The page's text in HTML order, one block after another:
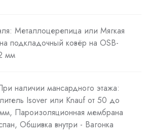
Металлоцерепица или Мягкая
подкладочный ковёр на OSB-
мм
наличии мансардного этажа:
Isover или Knauf от 50 до
Пароизоляционная мембрана
Обшивка внутри - Вагонка